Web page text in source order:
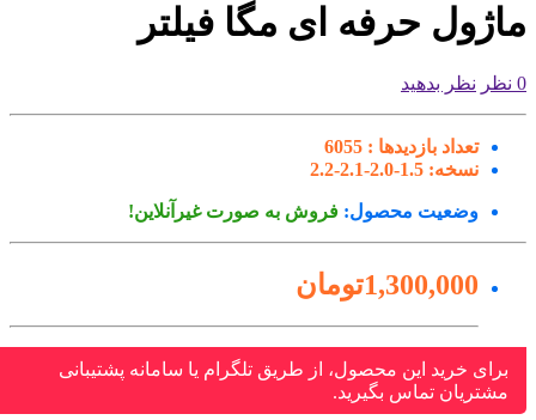
حرفه ای مگا فیلتر
نظر بدهید
تعداد بازدیدها : 6055
نسخه: 1.5-2.0-2.1-2.2
وضعیت محصول:فروش به صورت غیرآنلاین!
1,300,000تومان
برای خرید این محصول، از طریق تلگرام یا سامانه پشتیبانی
مشتریان تماس بگیرید.